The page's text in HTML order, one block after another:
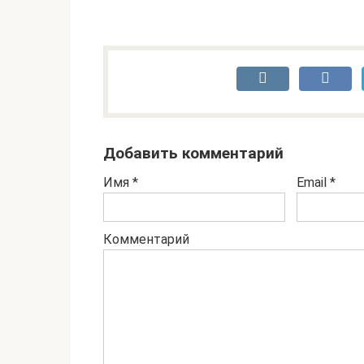
Добавить комментарий
Имя * Email *
Комментарий